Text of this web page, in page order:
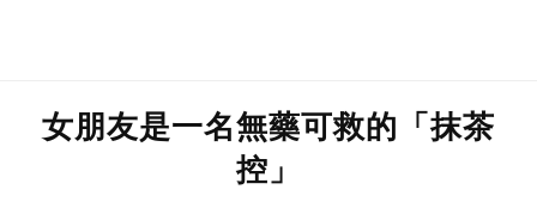
女朋友是一名無藥可救的「抹茶
控」